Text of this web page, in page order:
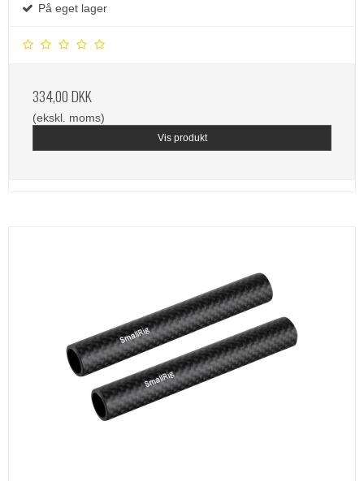
På eget lager
334,00 DKK
(ekskl. moms)
Vis produkt